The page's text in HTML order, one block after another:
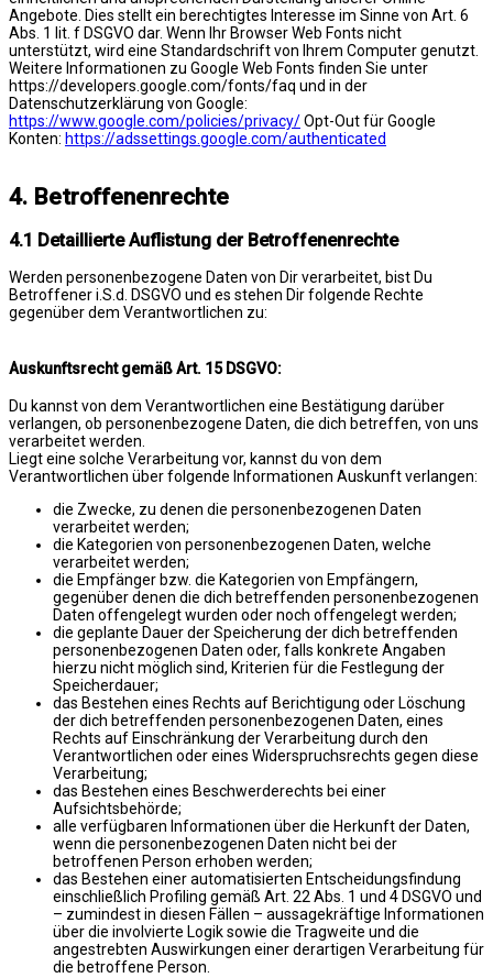
Angebote. Dies stellt ein berechtigtes Interesse im Sinne von Art. 6
Abs. 1 lit. f DSGVO dar. Wenn Ihr Browser Web Fonts nicht
unterstützt, wird eine Standardschrift von Ihrem Computer genutzt.
Weitere Informationen zu Google Web Fonts finden Sie unter
https://developers.google.com/fonts/faq und in der
Datenschutzerklärung von Google:
https://www.google.com/policies/privacy/Opt-Out für Google
Konten: https://adssettings.google.com/authenticated
4. Betroffenenrechte
4.1 Detaillierte Auflistung der Betroffenenrechte
Werden personenbezogene Daten von Dir verarbeitet, bist Du
Betroffener i.S.d. DSGVO und es stehen Dir folgende Rechte
gegenüber dem Verantwortlichen zu:
Auskunftsrecht gemäß Art. 15 DSGVO:
Du kannst von dem Verantwortlichen eine Bestätigung darüber
verlangen, ob personenbezogene Daten, die dich betreffen, von uns
verarbeitet werden.
Liegt eine solche Verarbeitung vor, kannst du von dem
Verantwortlichen über folgende Informationen Auskunft verlangen:
die Zwecke, zu denen die personenbezogenen Daten
verarbeitet werden;
die Kategorien von personenbezogenen Daten, welche
verarbeitet werden;
die Empfänger bzw. die Kategorien von Empfängern,
gegenüber denen die dich betreffenden personenbezogenen
Daten offengelegt wurden oder noch offengelegt werden;
die geplante Dauer der Speicherung der dich betreffenden
personenbezogenen Daten oder, falls konkrete Angaben
hierzu nicht möglich sind, Kriterien für die Festlegung der
Speicherdauer;
das Bestehen eines Rechts auf Berichtigung oder Löschung
der dich betreffenden personenbezogenen Daten, eines
Rechts auf Einschränkung der Verarbeitung durch den
Verantwortlichen oder eines Widerspruchsrechts gegen diese
Verarbeitung;
das Bestehen eines Beschwerderechts bei einer
Aufsichtsbehörde;
alle verfügbaren Informationen über die Herkunft der Daten,
wenn die personenbezogenen Daten nicht bei der
betroffenen Person erhoben werden;
das Bestehen einer automatisierten Entscheidungsfindung
einschließlich Profiling gemäß Art. 22 Abs. 1 und 4 DSGVO und
– zumindest in diesen Fällen – aussagekräftige Informationen
über die involvierte Logik sowie die Tragweite und die
angestrebten Auswirkungen einer derartigen Verarbeitung für
die betroffene Person.